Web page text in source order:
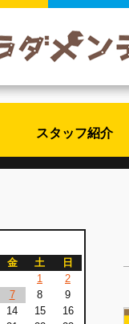
スタッフ紹介
金 土
日
1
2
7 8
9
14 15
16